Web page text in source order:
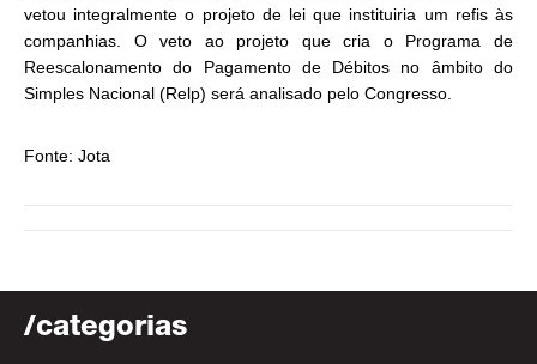
/categorias
vetou integralmente o projeto de lei que instituiria um refis às
companhias. O veto ao projeto que cria o Programa de
Reescalonamento do Pagamento de Débitos no âmbito do
Simples Nacional (Relp) será analisado pelo Congresso.
Fonte: Jota